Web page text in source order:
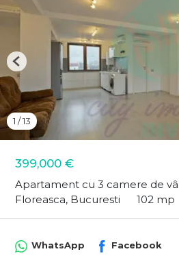
399,000 €
Apartament cu 3 camere de
Floreasca, Bucuresti
102 mp
1 /13
Previous
WhatsApp Facebook